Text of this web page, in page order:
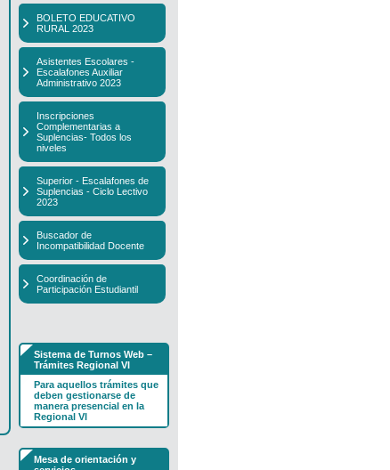
BOLETO EDUCATIVO
RURAL 2023
Asistentes Escolares -
Escalafones Auxiliar
Administrativo 2023
Inscripciones
Complementarias a
Suplencias- Todos los
niveles
Superior - Escalafones de
Suplencias - Ciclo Lectivo
2023
Buscador de
Incompatibilidad Docente
Coordinación de
Participación Estudiantil
Sistema de Turnos Web –
Trámites Regional VI
Para aquellos trámites que
deben gestionarse de
manera presencial en la
Regional VI
Mesa de orientación y